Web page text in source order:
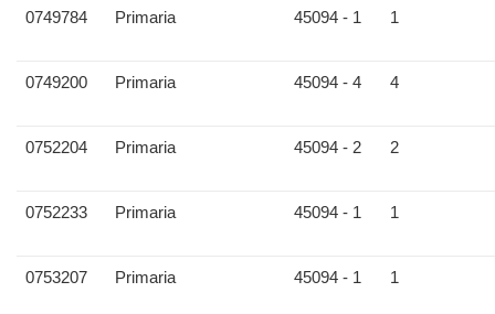
0749784 Primaria 45094 - 1 1
0749200 Primaria 45094 - 4 4
0752204 Primaria 45094 - 2 2
0752233 Primaria 45094 - 1 1
0753207 Primaria 45094 - 1 1